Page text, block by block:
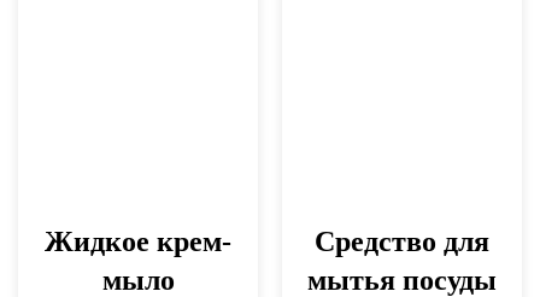
Жидкое крем-
мыло
Средство для
мытья посуды